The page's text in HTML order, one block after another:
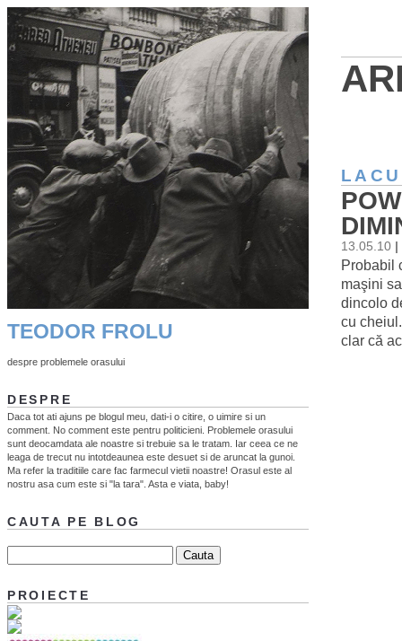
13.05.10
Probabil
maşini
dincolo
cu
clar că
TEODOR FROLU
despre problemele orasului
DESPRE
Daca tot ati ajuns pe blogul meu, dati-i o citire, o uimire si un
comment. No comment este pentru politicieni. Problemele orasului
sunt deocamdata ale noastre si trebuie sa le tratam. Iar ceea ce ne
leaga de trecut nu intotdeaunea este desuet si de aruncat la gunoi.
Ma refer la traditiile care fac farmecul vietii noastre! Orasul este al
nostru asa cum este si "la tara". Asta e viata, baby!
CAUTA PE BLOG
PROIECTE